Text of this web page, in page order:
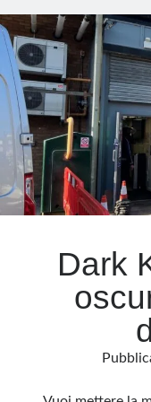
Meta
Accedi
Feed dei contenuti
Feed dei commenti
WordPress.org
Dark